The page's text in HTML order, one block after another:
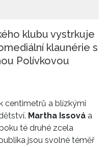
klubu vystrkuje
klaunérie s
Polívkovou
centimetrů a blízkými
Martha Issová a
té druhé zcela
jsou svolné téměř